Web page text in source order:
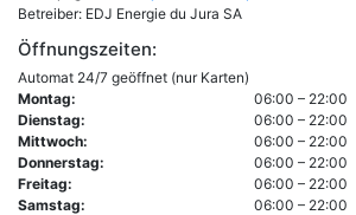
Betreiber: EDJ Energie du Jura SA
Öffnungszeiten:
Automat 24/7 geöffnet (nur Karten)
Montag:
06:00 – 22:00
Dienstag:
06:00 – 22:00
Mittwoch:
06:00 – 22:00
Donnerstag:
06:00 – 22:00
Freitag:
06:00 – 22:00
Samstag:
06:00 – 22:00